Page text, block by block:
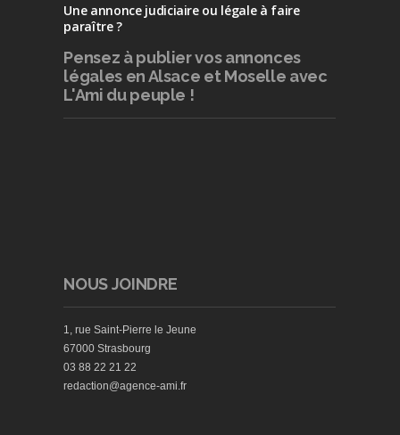
Une annonce judiciaire ou légale à faire
paraître ?
Pensez à publiervos annonces
légales en Alsace et Moselle avec
L'Ami du peuple !
NOUS JOINDRE
1, rue Saint-Pierre le Jeune
67000 Strasbourg
03 88 22 21 22
redaction@agence-ami.fr